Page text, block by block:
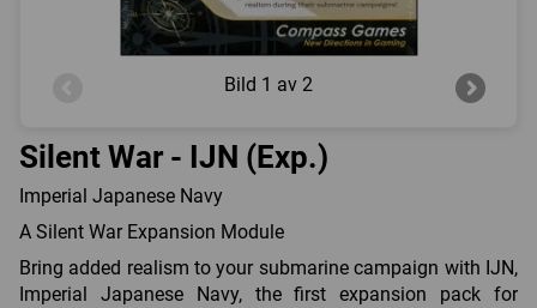
Bild 1 av 2
Silent War - IJN (Exp.)
Imperial Japanese Navy
A Silent War Expansion Module
Bring added realism to your submarine campaign with IJN,
Imperial Japanese Navy, the first expansion pack for